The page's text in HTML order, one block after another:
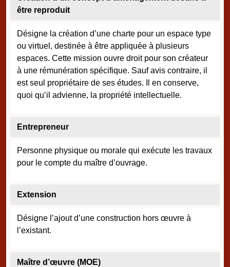
être reproduit
Désigne la création d’une charte pour un espace type
ou virtuel, destinée à être appliquée à plusieurs
espaces. Cette mission ouvre droit pour son créateur
à une rémunération spécifique. Sauf avis contraire, il
est seul propriétaire de ses études. Il en conserve,
quoi qu’il advienne, la propriété intellectuelle.
Entrepreneur
Personne physique ou morale qui exécute les travaux
pour le compte du maître d’ouvrage.
Extension
Désigne l’ajout d’une construction hors œuvre à
l’existant.
Maître d’œuvre (MOE)